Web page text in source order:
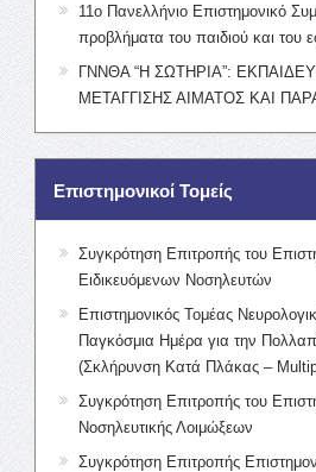
11ο Πανελλήνιο Επιστημονικό
προβλήματα του παιδιού και του
ΓΝΝΘΑ “Η ΣΩΤΗΡΙΑ”:
ΜΕΤΑΓΓΙΣΗΣ ΑΙΜΑΤΟΣ ΚΑΙ
Επιστημονικοί Τομείς
Συγκρότηση Επιτροπής του
Ειδικευόμενων Νοσηλευτών
Επιστημονικός Τομέας
Παγκόσμια Ημέρα για την
(Σκλήρυνση Κατά Πλάκας –
Συγκρότηση Επιτροπής του
Νοσηλευτικής Λοιμώξεων
Συγκρότηση Επιτροπής